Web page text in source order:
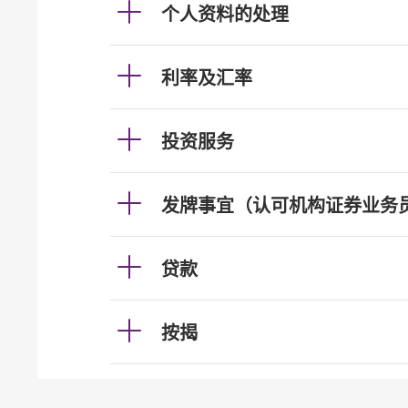
个人资料的处理
利率及汇率
投资服务
发牌事宜（认可机构证券业务
贷款
按揭